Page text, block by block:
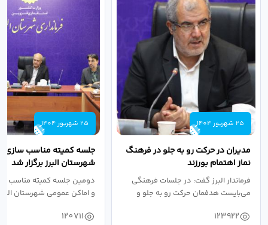
25 شهریور 1404
مدیران در حرکت رو به جلو در فرهنگ
نماز اهتمام بورزند
فرماندار البرز گفت: در جلسات فرهنگی
می‌بایست هدفمان حرکت رو به جلو و
123922
25 شهریور 1404
جلسه کمیته مناسب سازی
شهرستان البرز برگزار شد
دومین جلسه کمیته مناسب
و اماکن عمومی شهرستان
120711